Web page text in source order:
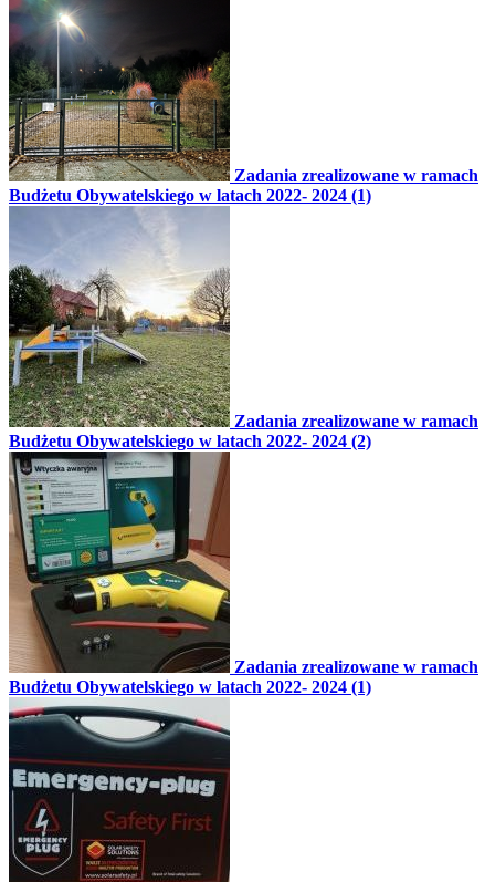
Zadania zrealizowane w ramach
Budżetu Obywatelskiego w latach 2022- 2024 (1)
Zadania zrealizowane w ramach
Budżetu Obywatelskiego w latach 2022- 2024 (2)
Zadania zrealizowane w ramach
Budżetu Obywatelskiego w latach 2022- 2024 (1)